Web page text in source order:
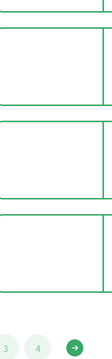
3 4